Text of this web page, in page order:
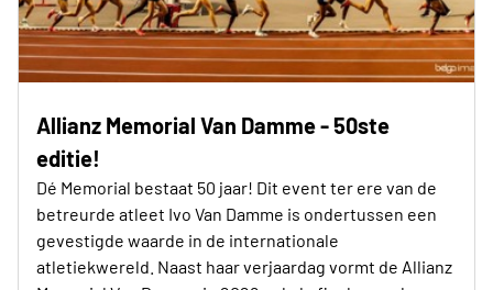
Allianz Memorial Van Damme - 50ste
editie!
Dé Memorial bestaat 50 jaar! Dit event ter ere van de
betreurde atleet Ivo Van Damme is ondertussen een
gevestigde waarde in de internationale
atletiekwereld. Naast haar verjaardag vormt de Allianz